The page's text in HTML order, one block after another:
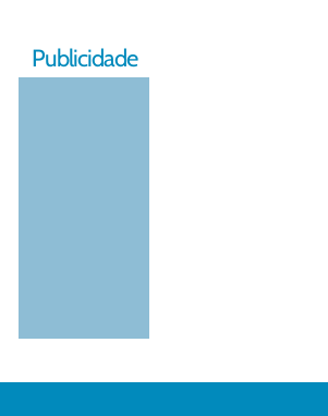
Publicidade